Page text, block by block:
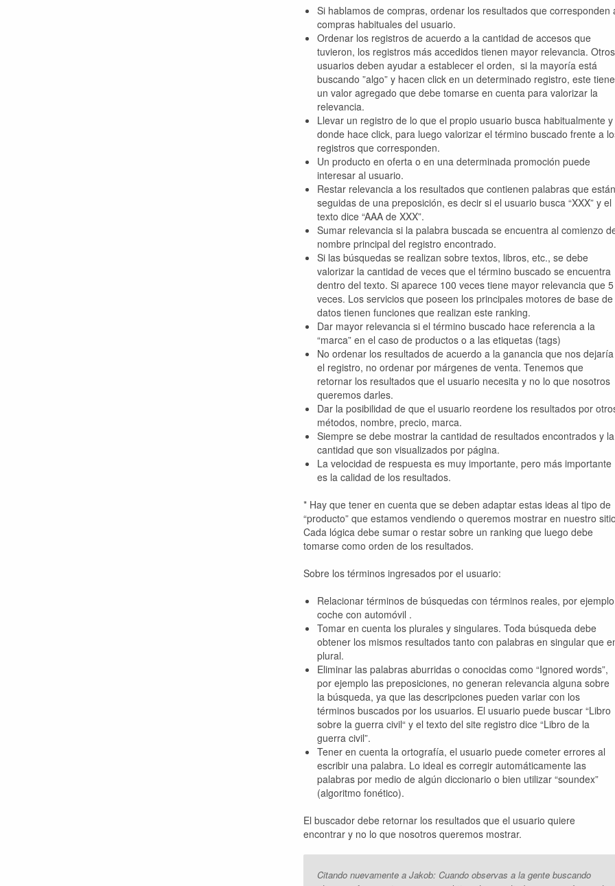
Si hablamos de compras, ordenar los resultados que corresponden
compras habituales del usuario.
Ordenar los registros de acuerdo a la cantidad de accesos que
tuvieron, los registros más accedidos tienen mayor relevancia. Otros
usuarios deben ayudar a establecer el orden, si la mayoría está
buscando ”algo” y hacen click en un determinado registro, este tiene
un valor agregado que debe tomarse en cuenta para valorizar la
relevancia.
Llevar un registro de lo que el propio usuario busca habitualmente y
donde hace click, para luego valorizar el término buscado frente a
registros que corresponden.
Un producto en oferta o en una determinada promoción puede
interesar al usuario.
Restar relevancia a los resultados que contienen palabras que están
seguidas de una preposición, es decir si el usuario busca “XXX” y el
texto dice “AAA de XXX”.
Sumar relevancia si la palabra buscada se encuentra al comienzo
nombre principal del registro encontrado.
Si las búsquedas se realizan sobre textos, libros, etc., se debe
valorizar la cantidad de veces que el término buscado se encuentra
dentro del texto. Si aparece 100 veces tiene mayor relevancia que 5
veces. Los servicios que poseen los principales motores de base de
datos tienen funciones que realizan este ranking.
Dar mayor relevancia si el término buscado hace referencia a la
“marca” en el caso de productos o a las etiquetas (tags)
No ordenar los resultados de acuerdo a la ganancia que nos dejaría
el registro, no ordenar por márgenes de venta. Tenemos que
retornar los resultados que el usuario necesita y no lo que nosotros
queremos darles.
Dar la posibilidad de que el usuario reordene los resultados por
métodos, nombre, precio, marca.
Siempre se debe mostrar la cantidad de resultados encontrados y la
cantidad que son visualizados por página.
La velocidad de respuesta es muy importante, pero más importante
es la calidad de los resultados.
* Hay que tener en cuenta que se deben adaptar estas ideas al tipo de
“producto” que estamos vendiendo o queremos mostrar en nuestro
Cada lógica debe sumar o restar sobre un ranking que luego debe
tomarse como orden de los resultados.
Sobre los términos ingresados por el usuario:
Relacionar términos de búsquedas con términos reales, por ejemplo
coche con automóvil .
Tomar en cuenta los plurales y singulares. Toda búsqueda debe
obtener los mismos resultados tanto con palabras en singular que
plural.
Eliminar las palabras aburridas o conocidas como “Ignored words”,
por ejemplo las preposiciones, no generan relevancia alguna sobre
la búsqueda, ya que las descripciones pueden variar con los
términos buscados por los usuarios. El usuario puede buscar “Libro
sobre la guerra civil“ y el texto del site registro dice “Libro de la
guerra civil”.
Tener en cuenta la ortografía, el usuario puede cometer errores al
escribir una palabra. Lo ideal es corregir automáticamente las
palabras por medio de algún diccionario o bien utilizar “soundex”
(algoritmo fonético).
El buscador debe retornar los resultados que el usuario quiere
encontrar y no lo que nosotros queremos mostrar.
Citando nuevamente a Jakob: Cuando observas a la gente buscando